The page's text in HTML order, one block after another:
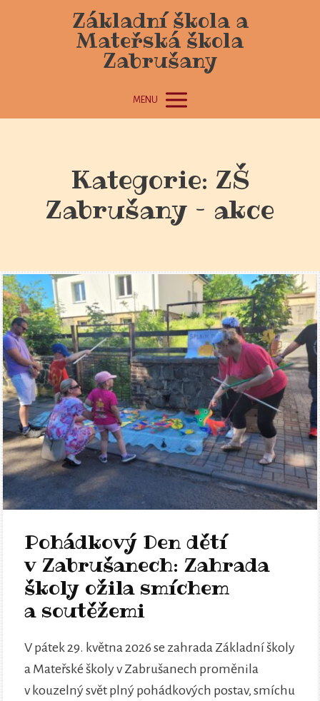
Základní škola a
Mateřská škola
Zabrušany
MENU
Kategorie: ZŠ
Zabrušany – akce
Pohádkový Den dětí
v Zabrušanech: Zahrada
školy ožila smíchem
a soutěžemi
V pátek 29. května 2026 se zahrada Základní školy
a Mateřské školy v Zabrušanech proměnila
v kouzelný svět plný pohádkových postav, smíchu